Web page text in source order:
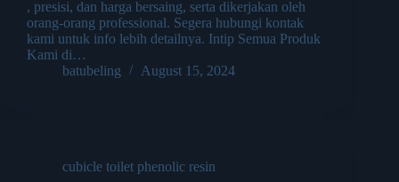
, presisi, dan harga bersaing, serta dikerjakan oleh
orang-orang professional. Segera hubungi kontak
kami untuk info lebih detailnya. Intip Semua Produk
Kami di…
batubeling
August 15, 2024
cubicle toilet phenolic resin